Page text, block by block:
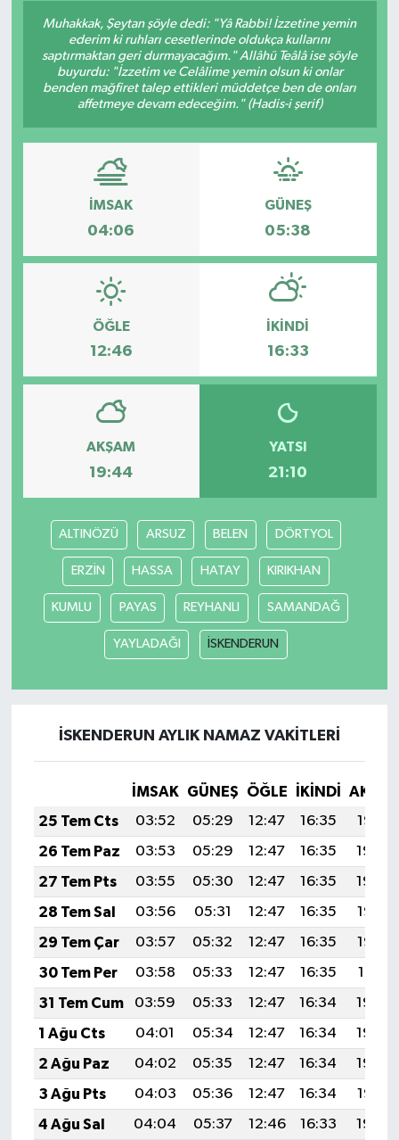
Muhakkak, Şeytan şöyle dedi: "Yâ Rabbi! İzzetine yemin
ederim ki ruhları cesetlerinde oldukça kullarını
saptırmaktan geri durmayacağım." Allâhü Teâlâ ise şöyle
buyurdu: "İzzetim ve Celâlime yemin olsun ki onlar
benden mağfiret talep ettikleri müddetçe ben de onları
affetmeye devam edeceğim." (Hadis-i şerif)
İMSAK
04:06
GÜNEŞ
05:38
ÖĞLE
12:46
İKINDI
16:33
AKŞAM
19:44
YATSI
21:10
ALTINÖZÜ ARSUZ BELEN DÖRTYOL
ERZİN HASSA HATAY KIRIKHAN
KUMLU PAYAS REYHANLI SAMANDAĞ
YAYLADAĞI İSKENDERUN
İSKENDERUN AYLIK NAMAZ VAKITLERI
İMSAK GÜNEŞ ÖĞLE İKINDI
25 Tem Cts
03:52 05:29 12:47 16:35
19:55
26 Tem Paz
03:53 05:29 12:47 16:35
19:54
27 Tem Pts
03:55 05:30 12:47 16:35
19:54
28 Tem Sal
03:56 05:31 12:47 16:35
19:53
29 Tem Çar
03:57 05:32 12:47 16:35
19:52
30 Tem Per
03:58 05:33 12:47 16:35
19:51
31 Tem Cum
03:59 05:33 12:47 16:34
19:50
1 Ağu Cts
04:01 05:34 12:47 16:34
19:49
2 Ağu Paz
04:02 05:35 12:47 16:34
19:48
3 Ağu Pts
04:03 05:36 12:47 16:34
19:47
4 Ağu Sal
04:04 05:37 12:46 16:33
19:46